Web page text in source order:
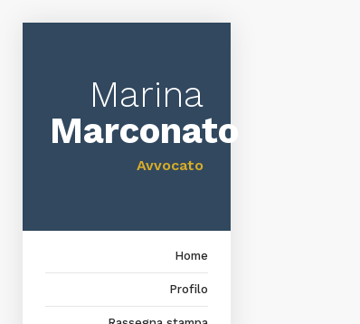
Marina
Marconato
Avvocato
Home
Profilo